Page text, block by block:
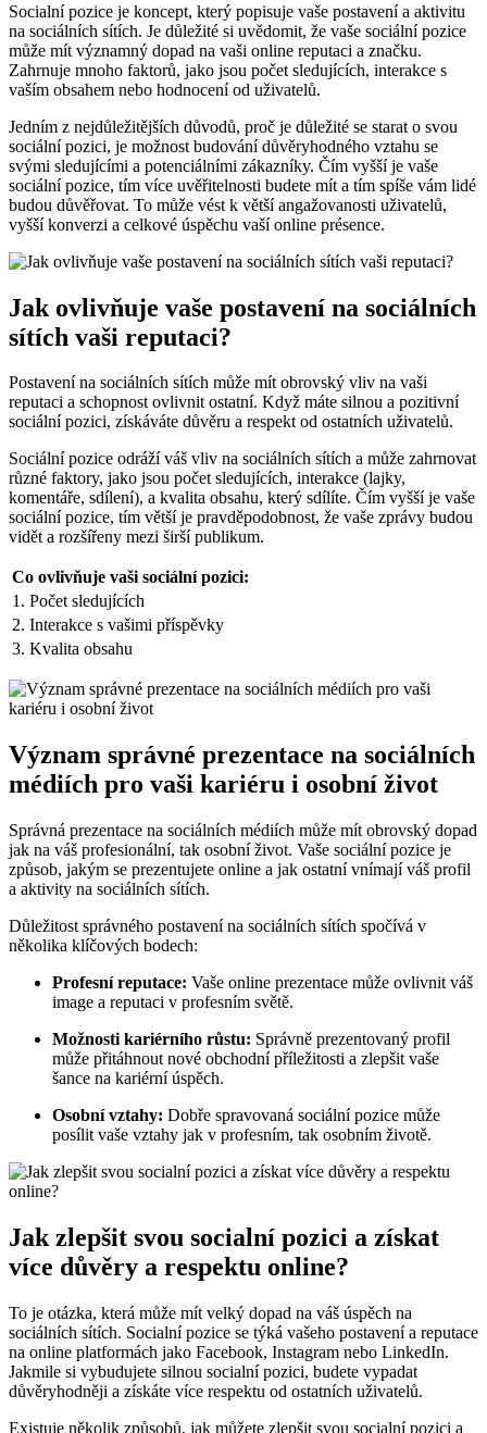
Socialní pozice je koncept, který popisuje vaše postavení a aktivitu
na sociálních sítích. Je důležité si uvědomit, že vaše sociální pozice
může mít významný dopad na vaši online reputaci a značku.
Zahrnuje mnoho faktorů, jako jsou počet sledujících, interakce s
vaším obsahem nebo hodnocení od uživatelů.
Jedním z nejdůležitějších důvodů, proč je důležité se starat o svou
sociální pozici, je možnost budování důvěryhodného vztahu se
svými sledujícími a potenciálními zákazníky. Čím vyšší je vaše
sociální pozice, tím více uvěřitelnosti budete mít a tím spíše vám lidé
budou důvěřovat. To může vést k větší angažovanosti uživatelů,
vyšší konverzi a celkové úspěchu vaší online présence.
Jak ovlivňuje vaše postavení na sociálních
sítích vaši reputaci?
Postavení na sociálních sítích může mít obrovský vliv na vaši
reputaci a schopnost ovlivnit ostatní. Když máte silnou a pozitivní
sociální pozici, získáváte důvěru a respekt od ostatních uživatelů.
Sociální pozice odráží váš vliv na sociálních sítích a může zahrnovat
různé faktory, jako jsou počet sledujících, interakce (lajky,
komentáře, sdílení), a kvalita obsahu, který sdílíte. Čím vyšší je vaše
sociální pozice, tím větší je pravděpodobnost, že vaše zprávy budou
vidět a rozšířeny mezi širší publikum.
Co ovlivňuje vaši sociální pozici:
1. Počet sledujících
2. Interakce s vašimi příspěvky
3. Kvalita obsahu
Význam správné prezentace na sociálních
médiích pro vaši kariéru i osobní život
Správná prezentace na sociálních médiích může mít obrovský dopad
jak na váš profesionální, tak osobní život. Vaše sociální pozice je
způsob, jakým se prezentujete online a jak ostatní vnímají váš profil
a aktivity na sociálních sítích.
Důležitost správného postavení na sociálních sítích spočívá v
několika klíčových bodech:
Profesní reputace: Vaše online prezentace může ovlivnit váš
image a reputaci v profesním světě.
Možnosti kariérního růstu: Správně prezentovaný profil
může přitáhnout nové obchodní příležitosti a zlepšit vaše
šance na kariérní úspěch.
Osobní vztahy: Dobře spravovaná sociální pozice může
posílit vaše vztahy jak v profesním, tak osobním životě.
Jak zlepšit svou socialní pozici a získat
více důvěry a respektu online?
To je otázka, která může mít velký dopad na váš úspěch na
sociálních sítích. Socialní pozice se týká vašeho postavení a reputace
na online platformách jako Facebook, Instagram nebo LinkedIn.
Jakmile si vybudujete silnou socialní pozici, budete vypadat
důvěryhodněji a získáte více respektu od ostatních uživatelů.
Existuje několik způsobů, jak můžete zlepšit svou socialní pozici a